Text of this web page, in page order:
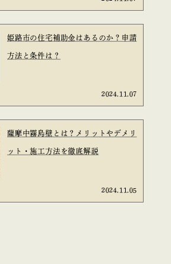
姫路市の住宅補助金はあるのか？申請
方法と条件は？
2024.11.07
薩摩中霧島壁とは？メリットやデメリ
ット・施工方法を徹底解説
2024.11.05